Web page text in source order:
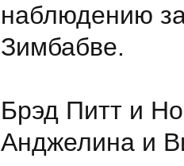
наблюдению
Зимбабве.
Брэд Питт и
Анджелина и